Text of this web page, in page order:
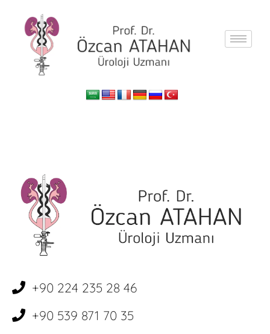
+90 224 235 28 46
+90 539 871 70 35